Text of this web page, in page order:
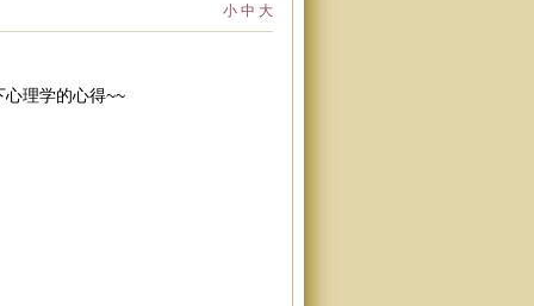
小 中 大
理学的心得~~